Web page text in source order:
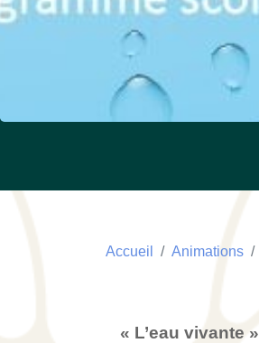
Accueil Animations
« L’eau vivante »